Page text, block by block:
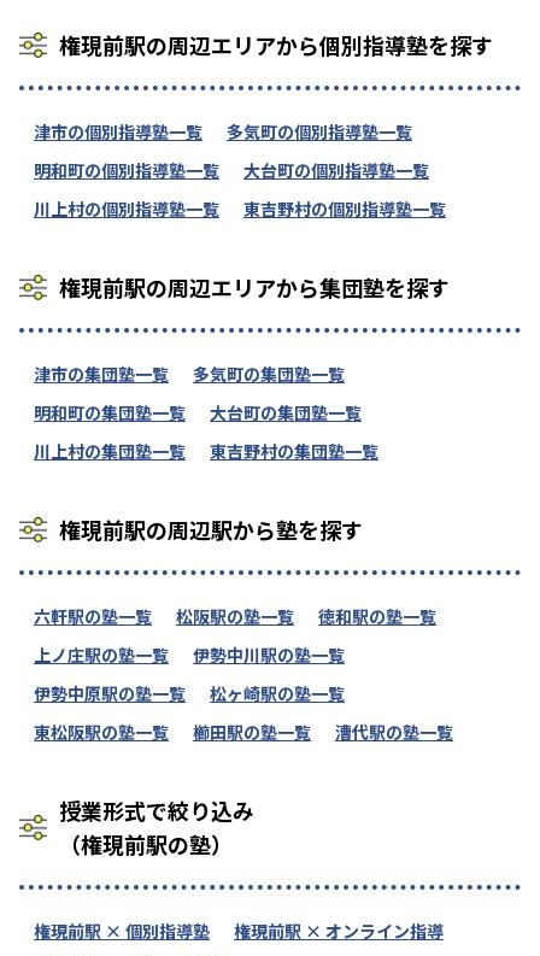
権現前駅の周辺エリアから個別指導塾を探す
津市の個別指導塾一覧
多気町の個別指導塾一覧
明和町の個別指導塾一覧
大台町の個別指導塾一覧
川上村の個別指導塾一覧
東吉野村の個別指導塾一覧
権現前駅の周辺エリアから集団塾を探す
津市の集団塾一覧
多気町の集団塾一覧
明和町の集団塾一覧
大台町の集団塾一覧
川上村の集団塾一覧
東吉野村の集団塾一覧
権現前駅の周辺駅から塾を探す
六軒駅の塾一覧 松阪駅の塾一覧
徳和駅の塾一覧
上ノ庄駅の塾一覧
伊勢中川駅の塾一覧
伊勢中原駅の塾一覧
松ヶ崎駅の塾一覧
東松阪駅の塾一覧
櫛田駅の塾一覧 漕代駅の塾一覧
授業形式で絞り込み
（権現前駅の塾）
権現前駅 × 個別指導塾
権現前駅 × オンライン指導